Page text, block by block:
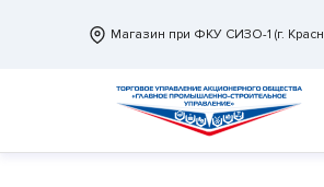
Магазин при ФКУ СИЗО-1 (г.